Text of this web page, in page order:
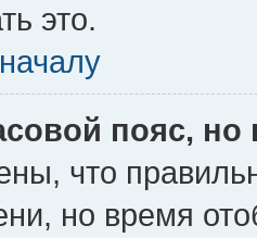
это.
пояс,
что
но время